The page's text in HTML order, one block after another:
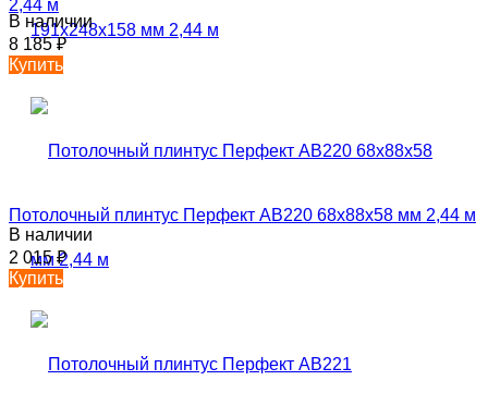
2,44 м
В наличии
8 185₽
Купить
Потолочный плинтус Перфект AB220 68х88х58 мм 2,44 м
В наличии
2 015₽
Купить